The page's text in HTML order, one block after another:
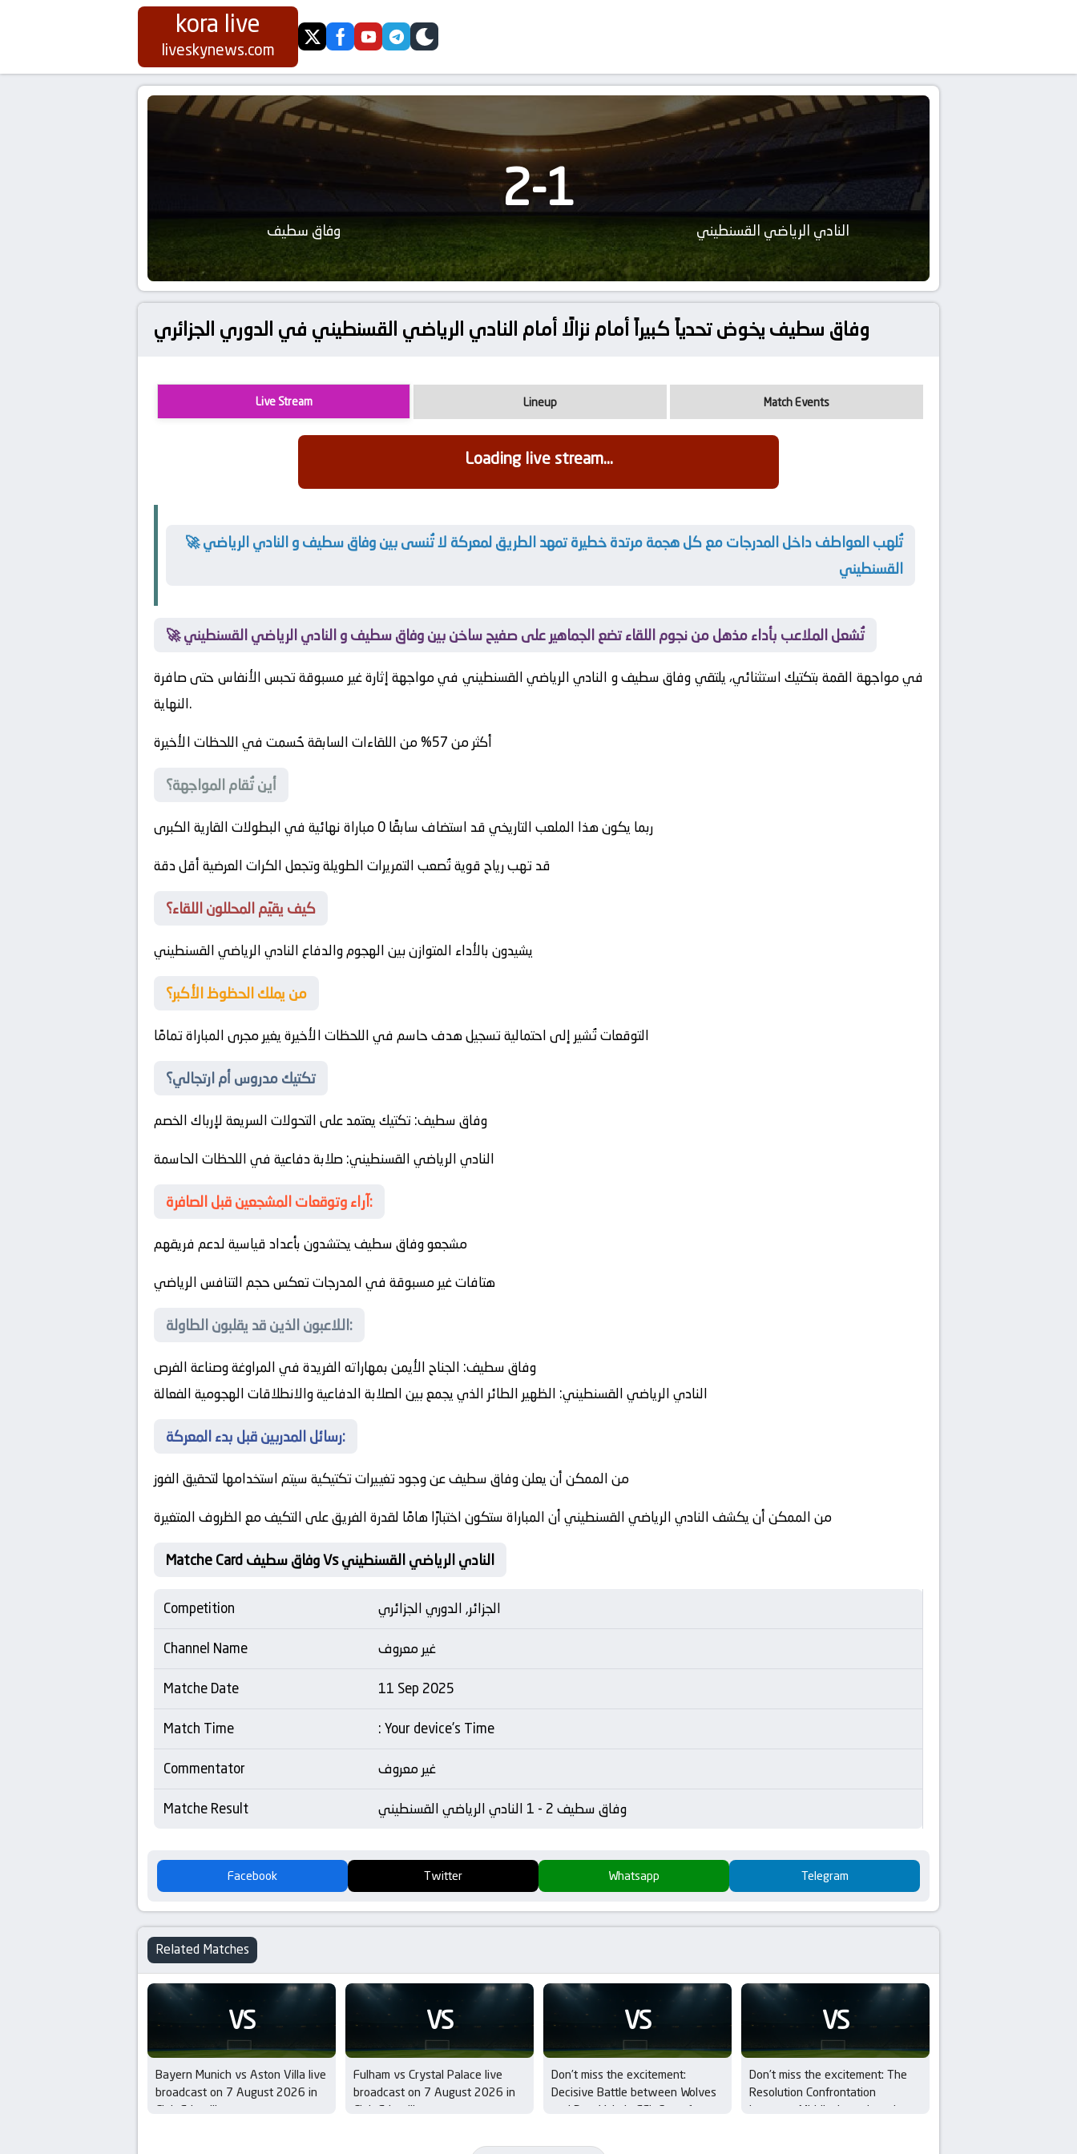
kora live
liveskynews.com twitterfacebookyoutubetelegram
skin
وفاق سطيف
2-1
النادي الرياضي القسنطيني
وفاق سطيف يخوض تحدياً كبيراً أمام نزالًا أمام النادي الرياضي القسنطيني في الدوري الجزائري
Live Stream Lineup Match Events
Loading live stream...
🚀 تُلهب العواطف داخل المدرجات مع كل هجمة مرتدة خطيرة تمهد الطريق لمعركة لا تُنسى بين وفاق سطيف و النادي الرياضي
القسنطيني
🚀 تُشعل الملاعب بأداء مذهل من نجوم اللقاء تضع الجماهير على صفيح ساخن بين وفاق سطيف و النادي الرياضي القسنطيني
في مواجهة القمة بتكتيك استثنائي، يلتقيوفاق سطيفو النادي الرياضي القسنطيني في مواجهة إثارة غير مسبوقة تحبس الأنفاس حتى صافرة
النهاية.
أكثر من 57% من اللقاءات السابقة حُسمت في اللحظات الأخيرة
أين تُقام المواجهة؟
ربما يكون هذا الملعب التاريخي قد استضاف سابقًا 0 مباراة نهائية في البطولات القارية الكبرى
قد تهب رياح قوية تُصعب التمريرات الطويلة وتجعل الكرات العرضية أقل دقة
كيف يقيّم المحللون اللقاء؟
يشيدون بالأداء المتوازن بين الهجوم والدفاعالنادي الرياضي القسنطيني
من يملك الحظوظ الأكبر؟
التوقعات تُشير إلى احتمالية تسجيل هدف حاسم في اللحظات الأخيرة يغير مجرى المباراة تمامًا
تكتيك مدروس أم ارتجالي؟
وفاق سطيف: تكتيك يعتمد على التحولات السريعة لإرباك الخصم
النادي الرياضي القسنطيني: صلابة دفاعية في اللحظات الحاسمة
آراء وتوقعات المشجعين قبل الصافرة:
مشجعو وفاق سطيف يحتشدون بأعداد قياسية لدعم فريقهم
هتافات غير مسبوقة في المدرجات تعكس حجم التنافس الرياضي
اللاعبون الذين قد يقلبون الطاولة:
وفاق سطيف: الجناح الأيمن بمهاراته الفريدة في المراوغة وصناعة الفرص
النادي الرياضي القسنطيني: الظهير الطائر الذي يجمع بين الصلابة الدفاعية والانطلاقات الهجومية الفعالة
رسائل المدربين قبل بدء المعركة:
من الممكن أن يعلن وفاق سطيف عن وجود تغييرات تكتيكية سيتم استخدامها لتحقيق الفوز
من الممكن أن يكشف النادي الرياضي القسنطيني أن المباراة ستكون اختبارًا هامًا لقدرة الفريق على التكيف مع الظروف المتغيرة
Matche Card وفاق سطيف Vs النادي الرياضي القسنطيني
Competition
الجزائر, الدوري الجزائري
Channel Name
غير معروف
Matche Date
11 Sep 2025
Match Time
: Your device's Time
Commentator
غير معروف
Matche Result
وفاق سطيف 2 - 1 النادي الرياضي القسنطيني
Facebook Twitter Whatsapp Telegram
Related Matches
VS
Bayern Munich vs Aston Villa live
broadcast on 7 August 2026 in
Club Friendlies
VS
Fulham vs Crystal Palace live
broadcast on 7 August 2026 in
Club Friendlies
VS
Don’t miss the excitement:
Decisive Battle between Wolves
and Port Vale in EFL Cup – 1st
VS
Don’t miss the excitement: The
Resolution Confrontation
between Middlesbrough and